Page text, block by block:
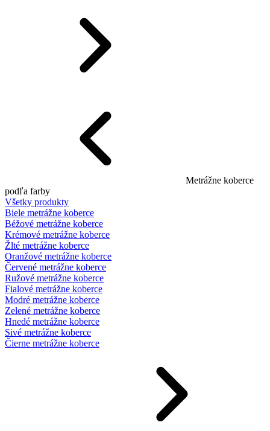
Metrážne koberce
podľa farby
Všetky produkty
Biele metrážne koberce
Béžové metrážne koberce
Krémové metrážne koberce
Žlté metrážne koberce
Oranžové metrážne koberce
Červené metrážne koberce
Ružové metrážne koberce
Fialové metrážne koberce
Modré metrážne koberce
Zelené metrážne koberce
Hnedé metrážne koberce
Sivé metrážne koberce
Čierne metrážne koberce